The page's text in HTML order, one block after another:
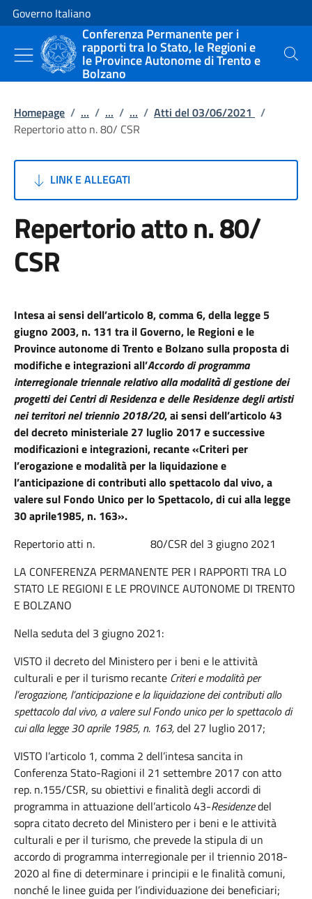
Vai al contenuto
Vai alla navigazione del sito
Governo Italiano
Conferenza Permanente per i
rapporti tra lo Stato, le Regioni e
le Province Autonome di Trento e
Bolzano
Cerca
Homepage / ... / ... / ... / Atti del 03/06/2021 /
Repertorio atto n. 80/ CSR
LINK E ALLEGATI
Repertorio atto n. 80/
CSR
Intesaai sensi dell’articolo 8, comma 6, della legge 5
giugno 2003, n. 131 tra il Governo, le Regioni e le
Province autonome di Trento e Bolzano sulla proposta di
modifiche e integrazioni all’Accordo di programma
interregionale triennale relativo alla modalità di gestione dei
progetti dei Centri di Residenza e delle Residenze degli artisti
nei territori nel triennio 2018/20, ai sensi dell’articolo 43
del decreto ministeriale 27 luglio 2017 e successive
modificazioni e integrazioni, recante «Criteri per
l’erogazione e modalità per la liquidazione e
l’anticipazione di contributi allo spettacolo dal vivo, a
valere sul Fondo Unico per lo Spettacolo, di cui alla legge
30 aprile1985, n. 163».
Repertorio atti n. 80/CSR del 3 giugno 2021
LA CONFERENZA PERMANENTE PER I RAPPORTI TRA LO
STATO LE REGIONI E LE PROVINCE AUTONOME DI TRENTO
E BOLZANO
Nella seduta del 3 giugno 2021:
VISTO il decreto del Ministero per i beni e le attività
culturali e per il turismo recante Criteri e modalità per
l’erogazione, l’anticipazione e la liquidazione dei contributi allo
spettacolo dal vivo, a valere sul Fondo unico per lo spettacolo di
cui alla legge 30 aprile 1985, n. 163,del 27 luglio 2017;
VISTO l’articolo 1, comma 2 dell’intesa sancita in
Conferenza Stato-Ragioni il 21 settembre 2017 con atto
rep. n.155/CSR, su obiettivi e finalità degli accordi di
programma in attuazione dell’articolo 43-Residenzedel
sopra citato decreto del Ministero per i beni e le attività
culturali e per il turismo, che prevede la stipula di un
accordo di programma interregionale per il triennio 2018-
2020 al fine di determinare i principii e le finalità comuni,
nonché le linee guida per l’individuazione dei beneficiari;